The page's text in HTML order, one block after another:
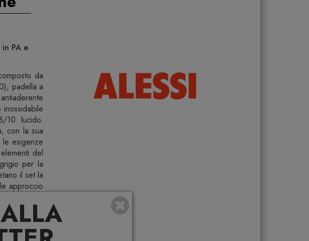
PA e
da
padella a
10 lucido.
con la sua
esigenze
del
per la
il set la
approccio
dal
il servizio
di coprire
per gli